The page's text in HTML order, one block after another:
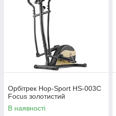
Орбітрек Hop-Sport HS-003C
Focus золотистий
В наявності